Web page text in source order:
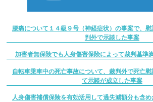
腰痛について１４級９号（神経症状）の事案で、
判外で示談した事案
加害者無保険でも人身傷害保険によって裁判基準
自転車乗車中の死亡事故について、裁判外で死亡
て示談が成立した事案
人身傷害補償保険を有効活用して過失減額分も含